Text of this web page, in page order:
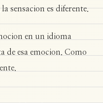
sensacion es diferente.
en un idioma
de esa emocion. Como